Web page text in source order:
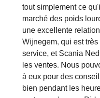
tout simplement ce
marché des poids
une excellente
Wijnegem, qui est
service, et Scania
les ventes. Nous
à eux pour des
bien pendant les